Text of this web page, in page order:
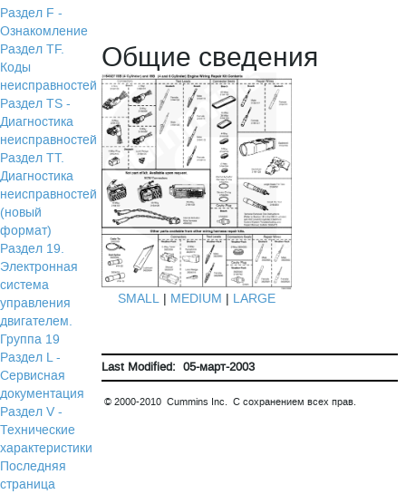
Раздел F -
Ознакомление
Раздел TF.
Коды
неисправностей
Раздел TS -
Диагностика
неисправностей
Раздел TТ.
Диагностика
неисправностей
(новый
формат)
Раздел 19.
Электронная
система
управления
двигателем.
Группа 19
Раздел L -
Сервисная
документация
Раздел V -
Технические
характеристики
Последняя
страница
Общие сведения
SMALL | MEDIUM | LARGE
Last Modified: 05-март-2003
© 2000-2010 Cummins Inc. С сохранением всех прав.